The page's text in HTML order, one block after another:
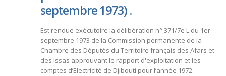
septembre 1973) .
Est rendue exécutoire la délibération n° 371/7e L du 1er
septembre 1973 de la Commission permanente de la
Chambre des Députés du Territoire français des Afars et
des Issas approuvant le rapport d'exploitation et les
comptes d’Electricité de Djibouti pour l’année 1972.